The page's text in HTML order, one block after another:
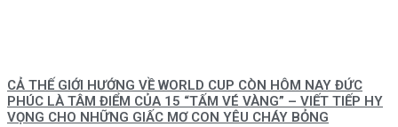
CẢ THẾ GIỚI HƯỚNG VỀ WORLD CUP CÒN HÔM NAY ĐỨC
PHÚC LÀ TÂM ĐIỂM CỦA 15 “TẤM VÉ VÀNG” – VIẾT TIẾP HY
VỌNG CHO NHỮNG GIẤC MƠ CON YÊU CHÁY BỎNG